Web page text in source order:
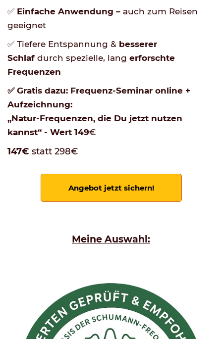
✅ Einfache Anwendung – auch zum Reisen
geeignet
✅ Tiefere Entspannung & besserer
Schlaf durch spezielle, lang erforschte
Frequenzen
✅ Gratis dazu: Frequenz-Seminar online +
Aufzeichnung:
„Natur-Frequenzen, die Du jetzt nutzen
kannst“ - Wert 149€
147€ statt 298€
Angebot jetzt sichern!
Meine Auswahl: